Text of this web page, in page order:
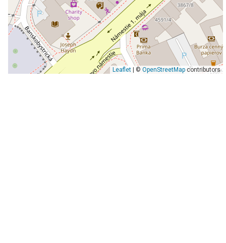
Leaflet| © OpenStreetMapcontributors